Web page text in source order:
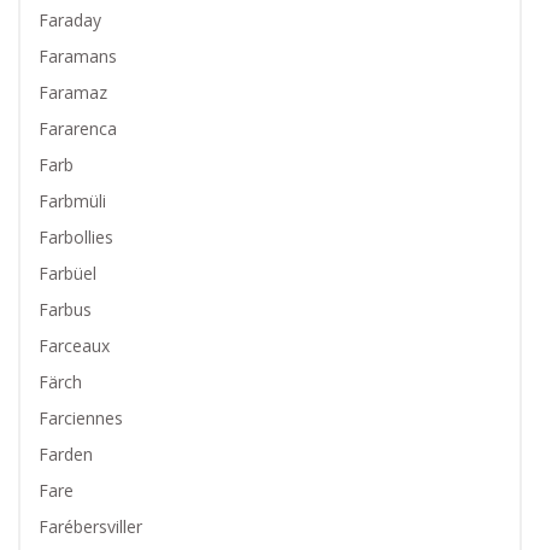
Faraday
Faramans
Faramaz
Fararenca
Farb
Farbmüli
Farbollies
Farbüel
Farbus
Farceaux
Färch
Farciennes
Farden
Fare
Farébersviller